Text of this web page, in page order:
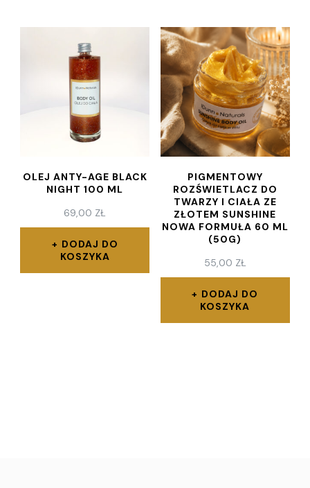
OLEJ ANTY-AGE BLACK
NIGHT 100 ML
69,00 ZŁ
DODAJ DO
KOSZYKA
PIGMENTOWY
ROZŚWIETLACZ DO
TWARZY I CIAŁA ZE
ZŁOTEM SUNSHINE
NOWA FORMUŁA 60 ML
(50G)
55,00 ZŁ
DODAJ DO
KOSZYKA